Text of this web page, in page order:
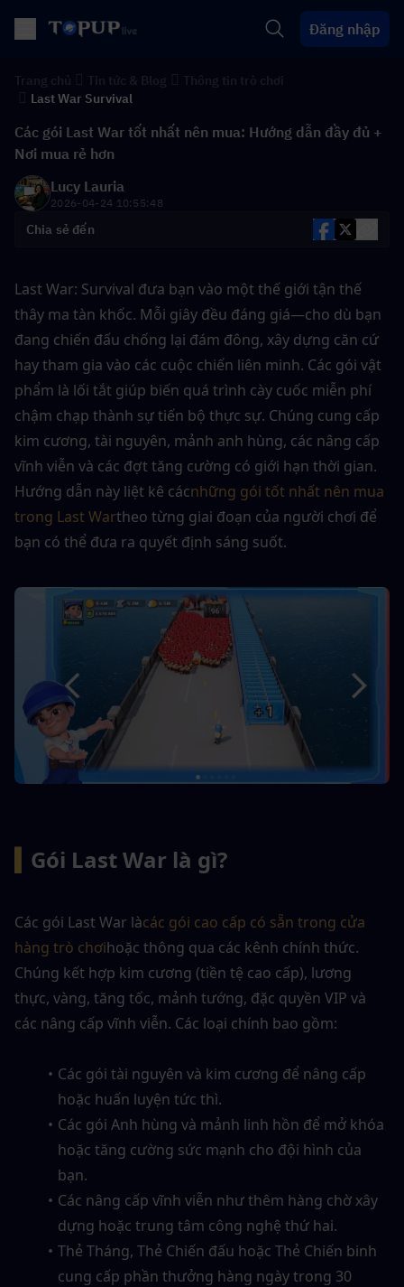
Đăng nhập
Last War Survival
Các gói Last War tốt nhất nên mua: Hướng dẫn đầy đủ +
Nơi mua rẻ hơn
Lucy Lauria
2026-04-24 10:55:48
Chia sẻ đến
Last War: Survival đưa bạn vào một thế giới tận thế
thây ma tàn khốc. Mỗi giây đều đáng giá—cho dù bạn
đang chiến đấu chống lại đám đông, xây dựng căn cứ
hay tham gia vào các cuộc chiến liên minh. Các gói vật
phẩm là lối tắt giúp biến quá trình cày cuốc miễn phí
chậm chạp thành sự tiến bộ thực sự. Chúng cung cấp
kim cương, tài nguyên, mảnh anh hùng, các nâng cấp
vĩnh viễn và các đợt tăng cường có giới hạn thời gian.
Hướng dẫn này liệt kê cácnhững gói tốt nhất nên mua
trong Last Wartheo từng giai đoạn của người chơi để
bạn có thể đưa ra quyết định sáng suốt.
Gói Last War là gì?
Các gói Last War làcác gói cao cấp có sẵn trong cửa
hàng trò chơihoặc thông qua các kênh chính thức.
Chúng kết hợp kim cương (tiền tệ cao cấp), lương
thực, vàng, tăng tốc, mảnh tướng, đặc quyền VIP và
các nâng cấp vĩnh viễn. Các loại chính bao gồm:
Các gói tài nguyên và kim cương để nâng cấp
hoặc huấn luyện tức thì.
Các gói Anh hùng và mảnh linh hồn để mở khóa
hoặc tăng cường sức mạnh cho đội hình của
bạn.
Các nâng cấp vĩnh viễn như thêm hàng chờ xây
dựng hoặc trung tâm công nghệ thứ hai.
Thẻ Tháng, Thẻ Chiến đấu hoặc Thẻ Chiến binh
cung cấp phần thưởng hàng ngày trong 30